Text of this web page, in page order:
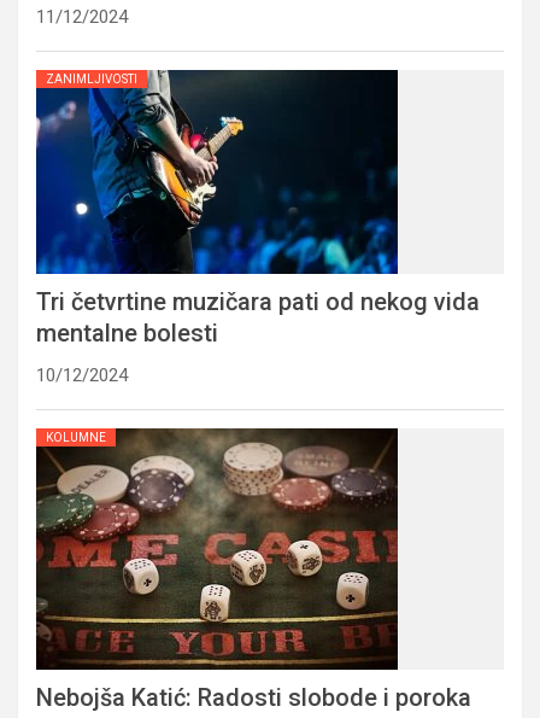
11/12/2024
ZANIMLJIVOSTI
Tri četvrtine muzičara pati od nekog vida
mentalne bolesti
10/12/2024
KOLUMNE
Nebojša Katić: Radosti slobode i poroka